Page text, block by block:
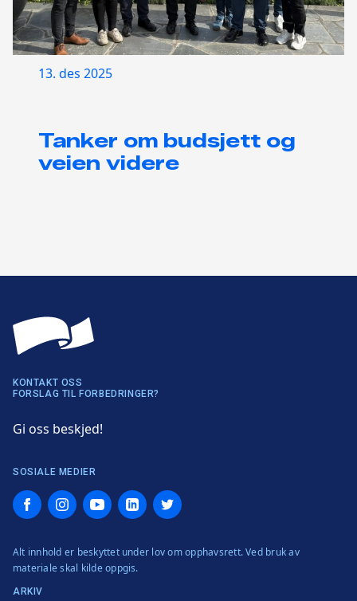
13. des 2025
Tanker om budsjett og
veien videre
KONTAKT OSS
FORSLAG TIL FORBEDRINGER?
Gi oss beskjed!
SOSIALE MEDIER
FacebookInstagramYouTubeLinkedInTwitter
Alt innhold er beskyttet under lov om opphavsrett. Ved bruk av
materiale skal kilde oppgis.
ARKIV